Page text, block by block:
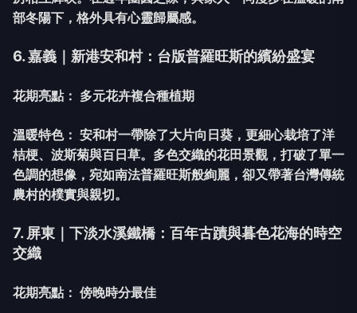
部冬陽下，格外具有心靈歸屬感。
6. 嘉義｜新港安和村：台版普羅旺斯的繽紛盛宴
花期亮點： 多元花卉複合種植期
溫暖特色： 安和村一帶除了大片向日葵，更細心栽培了洋
桔梗、波斯菊與百日草。多色交織的花田景觀，打破了單一
色調的想像，宛如南法普羅旺斯般絢麗，卻又帶著台灣傳統
農村的樸實與親切。
7. 屏東｜下淡水溪鐵橋：百年古蹟與暮色花海的時空
交織
花期亮點： 傍晚時分最佳